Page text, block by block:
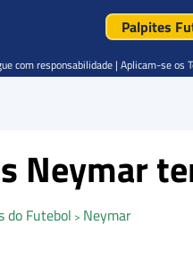
Palpites
Neymar
do Futebol > Neymar
com responsabilidade | Aplicam-se os